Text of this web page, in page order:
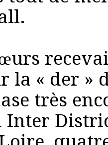
la « der »
très
Inter